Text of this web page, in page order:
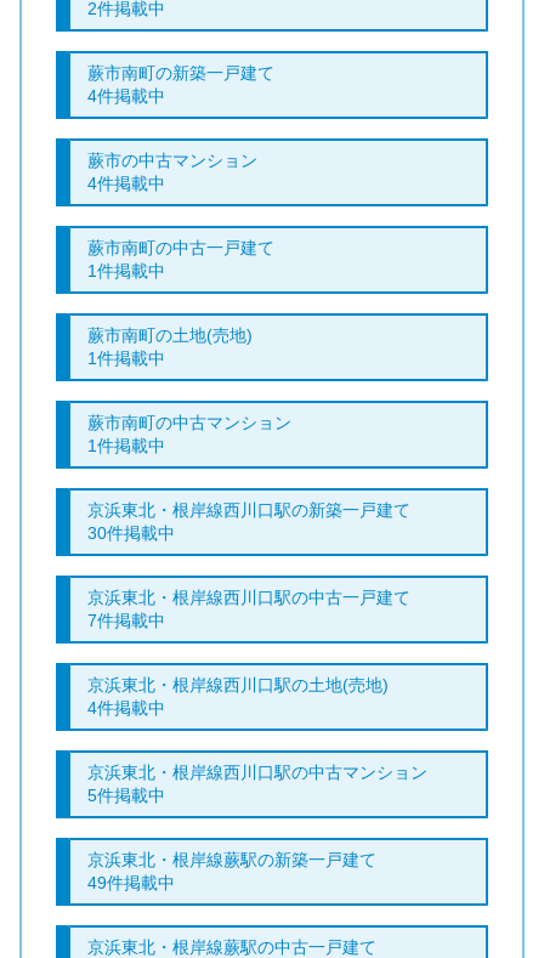
2件掲載中
蕨市南町の新築一戸建て
4件掲載中
蕨市の中古マンション
4件掲載中
蕨市南町の中古一戸建て
1件掲載中
蕨市南町の土地(売地)
1件掲載中
蕨市南町の中古マンション
1件掲載中
京浜東北・根岸線西川口駅の新築一戸建て
30件掲載中
京浜東北・根岸線西川口駅の中古一戸建て
7件掲載中
京浜東北・根岸線西川口駅の土地(売地)
4件掲載中
京浜東北・根岸線西川口駅の中古マンション
5件掲載中
京浜東北・根岸線蕨駅の新築一戸建て
49件掲載中
京浜東北・根岸線蕨駅の中古一戸建て